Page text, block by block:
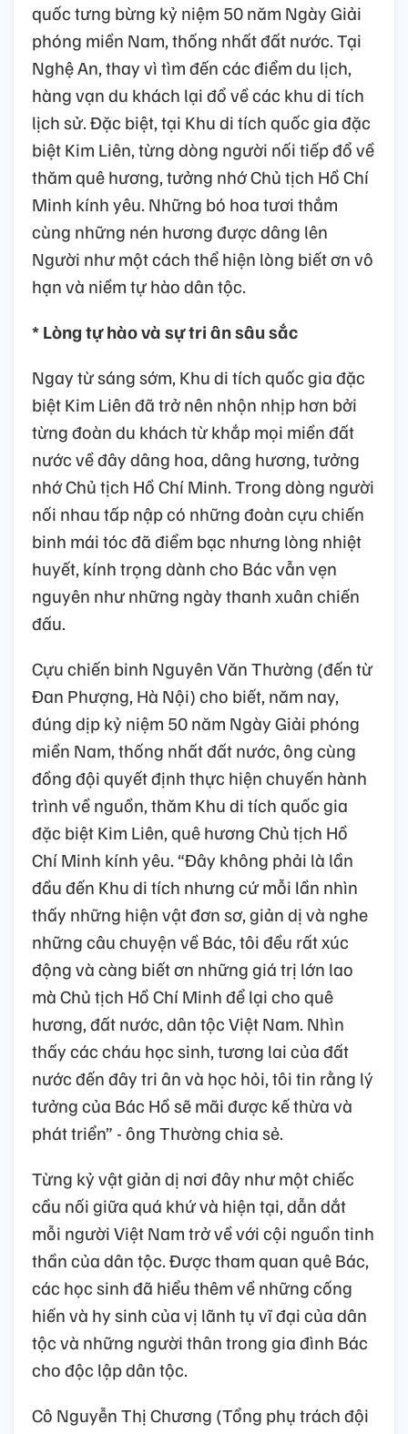
quốc tưng bừng kỷ niệm 50 năm Ngày Giải
phóng miền Nam, thống nhất đất nước. Tại
Nghệ An, thay vì tìm đến các điểm du lịch,
hàng vạn du khách lại đổ về các khu di tích
lịch sử. Đặc biệt, tại Khu di tích quốc gia đặc
biệt Kim Liên, từng dòng người nối tiếp đổ về
thăm quê hương, tưởng nhớ Chủ tịch Hồ Chí
Minh kính yêu. Những bó hoa tươi thắm
cùng những nén hương được dâng lên
Người như một cách thể hiện lòng biết ơn vô
hạn và niềm tự hào dân tộc.
* Lòng tự hào và sự tri ân sâu sắc
Ngay từ sáng sớm, Khu di tích quốc gia đặc
biệt Kim Liên đã trở nên nhộn nhịp hơn bởi
từng đoàn du khách từ khắp mọi miền đất
nước về đây dâng hoa, dâng hương, tưởng
nhớ Chủ tịch Hồ Chí Minh. Trong dòng người
nối nhau tấp nập có những đoàn cựu chiến
binh mái tóc đã điểm bạc nhưng lòng nhiệt
huyết, kính trọng dành cho Bác vẫn vẹn
nguyên như những ngày thanh xuân chiến
đấu.
Cựu chiến binh Nguyên Văn Thường (đến từ
Đan Phượng, Hà Nội) cho biết, năm nay,
đúng dịp kỷ niệm 50 năm Ngày Giải phóng
miền Nam, thống nhất đất nước, ông cùng
đồng đội quyết định thực hiện chuyến hành
trình về nguồn, thăm Khu di tích quốc gia
đặc biệt Kim Liên, quê hương Chủ tịch Hồ
Chí Minh kính yêu. “Đây không phải là lần
đầu đến Khu di tích nhưng cứ mỗi lần nhìn
thấy những hiện vật đơn sơ, giản dị và nghe
những câu chuyện về Bác, tôi đều rất xúc
động và càng biết ơn những giá trị lớn lao
mà Chủ tịch Hồ Chí Minh để lại cho quê
hương, đất nước, dân tộc Việt Nam. Nhìn
thấy các cháu học sinh, tương lai của đất
nước đến đây tri ân và học hỏi, tôi tin rằng lý
tưởng của Bác Hồ sẽ mãi được kế thừa và
phát triển” - ông Thường chia sẻ.
Từng kỷ vật giản dị nơi đây như một chiếc
cầu nối giữa quá khứ và hiện tại, dẫn dắt
mỗi người Việt Nam trở về với cội nguồn tinh
thần của dân tộc. Được tham quan quê Bác,
các học sinh đã hiểu thêm về những cống
hiến và hy sinh của vị lãnh tụ vĩ đại của dân
tộc và những người thân trong gia đình Bác
cho độc lập dân tộc.
Cô Nguyễn Thị Chương (Tổng phụ trách đội